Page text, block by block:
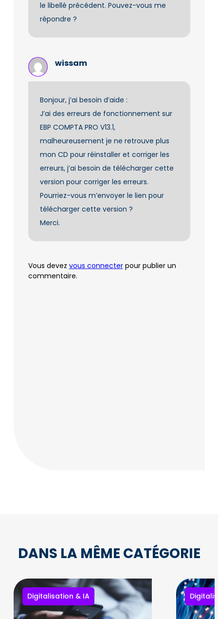
le libellé précédent. Pouvez-vous me
répondre ?
wissam
Bonjour, j’ai besoin d’aide :
J’ai des erreurs de fonctionnement sur
EBP COMPTA PRO V13.1,
malheureusement je ne retrouve plus
mon CD pour réinstaller et corriger les
erreurs, j’ai besoin de télécharger cette
version pour corriger les erreurs.
Pourriez-vous m’envoyer le lien pour
télécharger cette version ?
Merci.
Vous devez vous connecterpour publier un
commentaire.
DANS LA MÊME CATÉGORIE
Digitalisation & IA